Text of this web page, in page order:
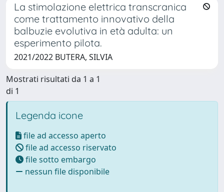
La stimolazione elettrica transcranica
come trattamento innovativo della
balbuzie evolutiva in età adulta: un
esperimento pilota.
2021/2022 BUTERA, SILVIA
Mostrati risultati da 1 a 1
di 1
Legenda icone
file ad accesso aperto
file ad accesso riservato
file sotto embargo
nessun file disponibile